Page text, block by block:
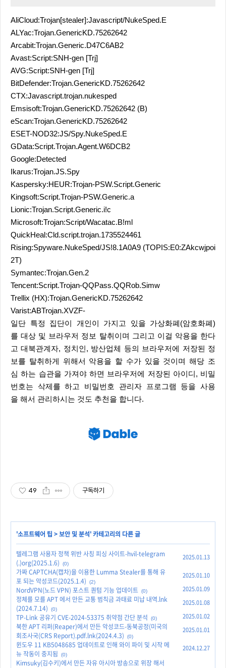
AliCloud:Trojan[stealer]:Javascript/NukeSped.E
ALYac:Trojan.GenericKD.75262642
Arcabit:Trojan.Generic.D47C6AB2
Avast:Script:SNH-gen [Trj]
AVG:Script:SNH-gen [Trj]
BitDefender:Trojan.GenericKD.75262642
CTX:Javascript.trojan.nukesped
Emsisoft:Trojan.GenericKD.75262642 (B)
eScan:Trojan.GenericKD.75262642
ESET-NOD32:JS/Spy.NukeSped.E
GData:Script.Trojan.Agent.W6DCB2
Google:Detected
Ikarus:Trojan.JS.Spy
Kaspersky:HEUR:Trojan-PSW.Script.Generic
Kingsoft:Script.Trojan-PSW.Generic.a
Lionic:Trojan.Script.Generic.i!c
Microsoft:Trojan:Script/Wacatac.B!ml
QuickHeal:Cld.script.trojan.1735524461
Rising:Spyware.NukeSped/JS!8.1A0A9 (TOPIS:E0:ZAkcwjpoi
2T)
Symantec:Trojan.Gen.2
Tencent:Script.Trojan-QQPass.QQRob.Simw
Trellix (HX):Trojan.GenericKD.75262642
Varist:ABTrojan.XVZF-
일단 특정 집단이 개인이 가지고 있을 가상화폐(암호화폐)
를 대상 및 브라우저 정보 탈취이며 그리고 이걸 악용을 한다
고 대북관계자, 정치인, 방산업체 등의 브라우저에 저장된 정
보를 탈취하게 위해서 악용을 할 수가 있을 것이며 해당 조
심 하는 습관을 가져야 하면 브라우저에 저장된 아이디, 비밀
번호는 삭제를 하고 비밀번호 관리자 프로그램 등을 사용
을 해서 관리하시는 것도 추천을 합니다.
49 구독하기
'소프트웨어 팁 >보안 및 분석' 카테고리의 다른 글
텔레그램 사용자 정책 위반 사칭 피싱 사이트-hvil-telegram
(.)org(2025.1.6)
(0)
2025.01.13
가짜 CAPTCHA(캡차)을 이용한 Lumma Stealer를 통해 유
포 되는 악성코드(2025.1.4)
(2)
2025.01.10
NordVPN(노드 VPN) 포스트 퀀텀 기능 업데이트 (0) 2025.01.09
정체를 모를 APT 에서 만든 교통 범칙금 과태료 미납 내역.lnk
(2024.7.14)
(0)
2025.01.08
TP-Link 공유기 CVE-2024-53375 취약점 간단 분석 (0) 2025.01.02
북한 APT 리퍼(Reaper)에서 만든 악성코드-동북공정(미국의
회조사국(CRS Report).pdf.lnk(2024.4.3)
(0)
2025.01.01
윈도우 11 KB5048685 업데이트로 인해 와이 파이 및 시작 메
뉴 작동이 중지됨
(0)
2024.12.27
Kimsuky(김수키)에서 만든 자유 아시아 방송으로 위장 해서